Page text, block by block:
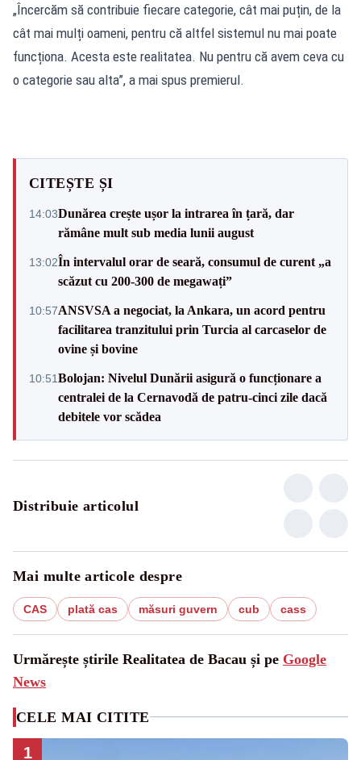
„Încercăm să contribuie fiecare categorie, cât mai puțin, de la
cât mai mulți oameni, pentru că altfel sistemul nu mai poate
funcționa. Acesta este realitatea. Nu pentru că avem ceva cu
o categorie sau alta”, a mai spus premierul.
CITEȘTE ȘI
14:03Dunărea crește ușor la intrarea în țară, dar
rămâne mult sub media lunii august
13:02În intervalul orar de seară, consumul de curent „a
scăzut cu 200-300 de megawați”
10:57ANSVSA a negociat, la Ankara, un acord pentru
facilitarea tranzitului prin Turcia al carcaselor de
ovine și bovine
10:51Bolojan: Nivelul Dunării asigură o funcționare a
centralei de la Cernavodă de patru-cinci zile dacă
debitele vor scădea
Distribuie articolul
Mai multe articole despre
CAS plată cas măsuri guvern cub cass
Urmărește știrile Realitatea de Bacau și pe Google
News
CELE MAI CITITE
1